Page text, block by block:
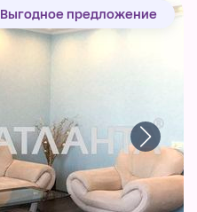
Выгодное предложение